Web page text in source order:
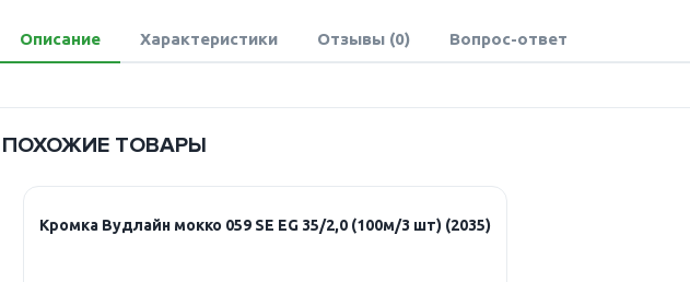
Описание Характеристики Отзывы (0) Вопрос-ответ
ПОХОЖИЕ ТОВАРЫ
Кромка Вудлайн мокко 059 SE EG 35/2,0 (100м/3 шт) (2035)